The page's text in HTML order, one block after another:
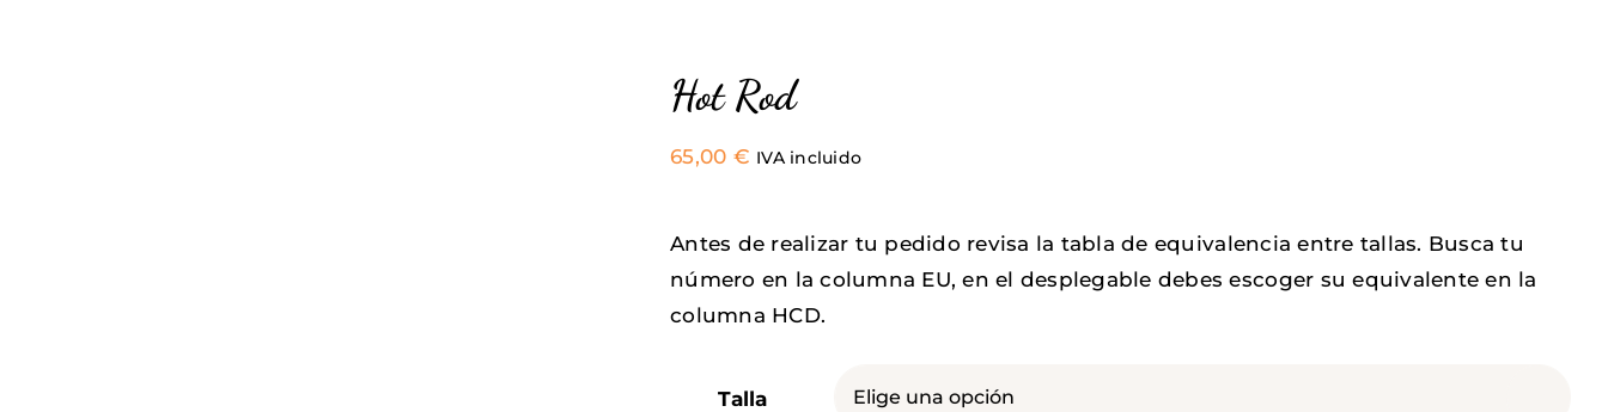
Hot Rod
65,00 € IVA incluido
Antes de realizar tu pedido revisa la tabla de equivalencia entre tallas. Busca tu
número en la columna EU, en el desplegable debes escoger su equivalente en la
columna HCD.
Talla